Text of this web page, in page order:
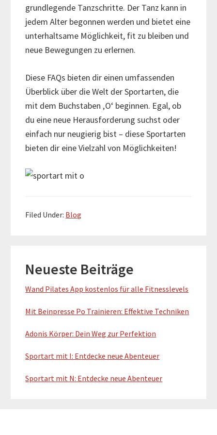
grundlegende Tanzschritte. Der Tanz kann in
jedem Alter begonnen werden und bietet eine
unterhaltsame Möglichkeit, fit zu bleiben und
neue Bewegungen zu erlernen.
Diese FAQs bieten dir einen umfassenden
Überblick über die Welt der Sportarten, die
mit dem Buchstaben ‚O‘ beginnen. Egal, ob
du eine neue Herausforderung suchst oder
einfach nur neugierig bist – diese Sportarten
bieten dir eine Vielzahl von Möglichkeiten!
Filed Under: Blog
Sidebar
Neueste Beiträge
Wand Pilates App kostenlos für alle Fitnesslevels
Mit Beinpresse Po Trainieren: Effektive Techniken
Adonis Körper: Dein Weg zur Perfektion
Sportart mit I: Entdecke neue Abenteuer
Sportart mit N: Entdecke neue Abenteuer